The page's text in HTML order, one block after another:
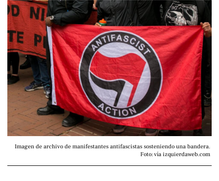
Imagen de archivo de manifestantes antifascistas sosteniendo una bandera.
Foto: vía izquierdaweb.com